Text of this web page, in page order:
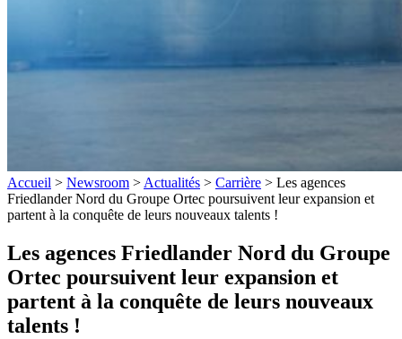
Accueil > Newsroom > Actualités > Carrière > Les agences
Friedlander Nord du Groupe Ortec poursuivent leur expansion et
partent à la conquête de leurs nouveaux talents !
Les agences Friedlander Nord du Groupe
Ortec poursuivent leur expansion et
partent à la conquête de leurs nouveaux
talents !